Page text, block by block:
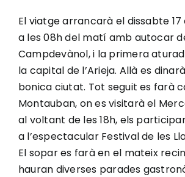
El viatge arrancarà el dissabte
a les 08h del matí amb autocar
Campdevànol, i la primera
la capital de l’Arieja. Allà es
bonica ciutat. Tot seguit es farà
Montauban, on es visitarà el
al voltant de les 18h, els
a l’espectacular Festival de les
El sopar es farà en el mateix
hauran diverses parades